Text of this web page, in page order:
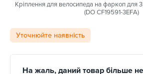
Кріплення для велосипеда на фаркоп для
(DO CF19591-3EFA)
Уточнюйте наявність
На жаль, даний товар більше